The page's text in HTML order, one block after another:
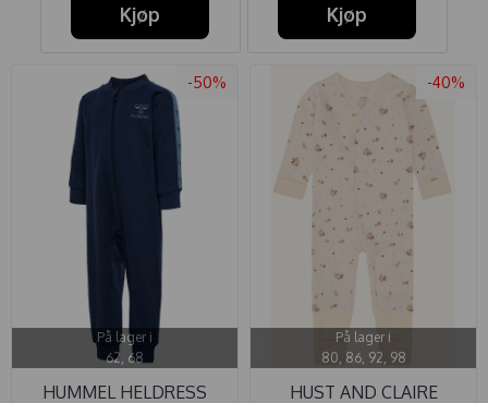
Kjøp
Kjøp
-50%
På lager i
62, 68
HUMMEL HELDRESS
-40%
På lager i
80, 86, 92, 98
HUST AND CLAIRE